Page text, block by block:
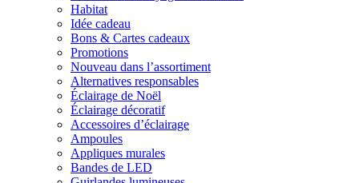
Habitat
Idée cadeau
Bons & Cartes cadeaux
Promotions
Nouveau dans l’assortiment
Alternatives responsables
Éclairage de Noël
Éclairage décoratif
Accessoires d’éclairage
Ampoules
Appliques murales
Bandes de LED